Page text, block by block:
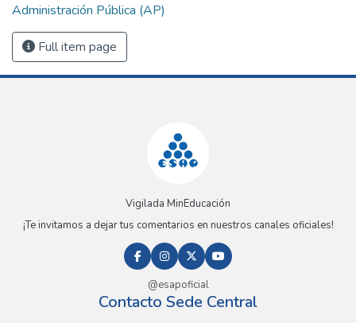
Administración Pública (AP)
Full item page
Vigilada MinEducación
¡Te invitamos a dejar tus comentarios en nuestros canales oficiales!
@esapoficial
Contacto Sede Central